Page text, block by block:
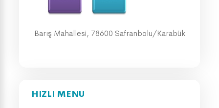
HIZLI MENU
Barış Mahallesi, 78600 Safranbolu/Karabük